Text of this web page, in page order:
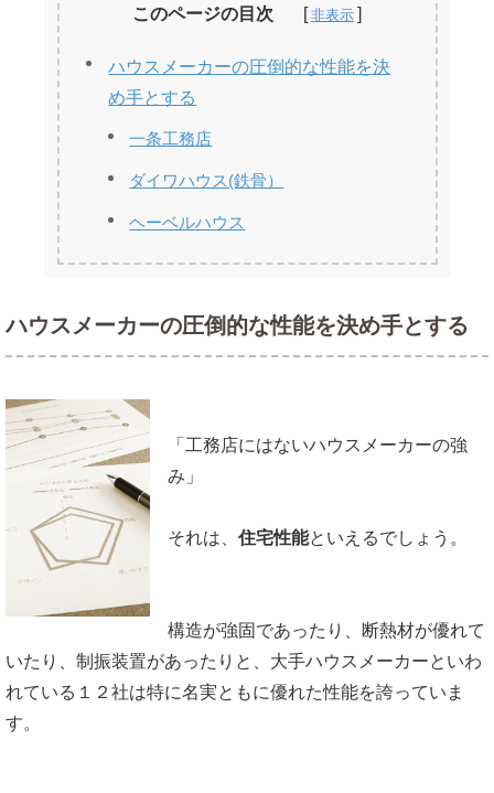
このページの目次
ハウスメーカーの圧倒的な性能を決
め手とする
一条工務店
ダイワハウス(鉄骨）
ヘーベルハウス
ハウスメーカーの圧倒的な性能を決め手とする
「工務店にはないハウスメーカーの強
み」
それは、住宅性能といえるでしょう。
構造が強固であったり、断熱材が優れて
いたり、制振装置があったりと、大手ハウスメーカーといわ
れている１２社は特に名実ともに優れた性能を誇っていま
す。